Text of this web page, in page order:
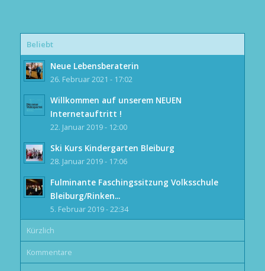
Beliebt
Neue Lebensberaterin
26. Februar 2021 - 17:02
Willkommen auf unserem NEUEN
Internetauftritt !
22. Januar 2019 - 12:00
Ski Kurs Kindergarten Bleiburg
28. Januar 2019 - 17:06
Fulminante Faschingssitzung Volksschule
Bleiburg/Rinken...
5. Februar 2019 - 22:34
Kürzlich
Kommentare